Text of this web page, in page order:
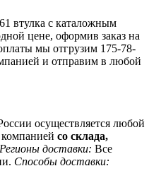
втулка с каталожным
цене, оформив заказ на
мы отгрузим 175-78-
и отправим в любой
осуществляется любой
со склада,
Регионы доставки: Все
Способы доставки: